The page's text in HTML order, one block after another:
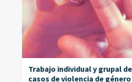
Trabajo individual y grupal
casos de violencia de género